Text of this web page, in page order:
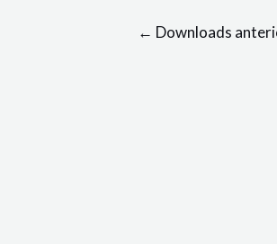
← Downloads